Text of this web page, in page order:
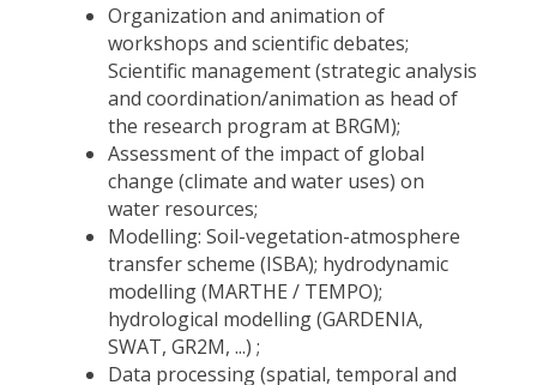
Organization and animation of
workshops and scientific debates;
Scientific management (strategic analysis
and coordination/animation as head of
the research program at BRGM);
Assessment of the impact of global
change (climate and water uses) on
water resources;
Modelling: Soil-vegetation-atmosphere
transfer scheme (ISBA); hydrodynamic
modelling (MARTHE / TEMPO);
hydrological modelling (GARDENIA,
SWAT, GR2M, ...) ;
Data processing (spatial, temporal and